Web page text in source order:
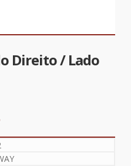
Direito / Lado